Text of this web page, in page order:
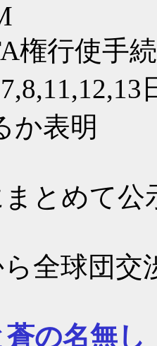
権行使手
か表明
とめて公
全球団交
の名無し